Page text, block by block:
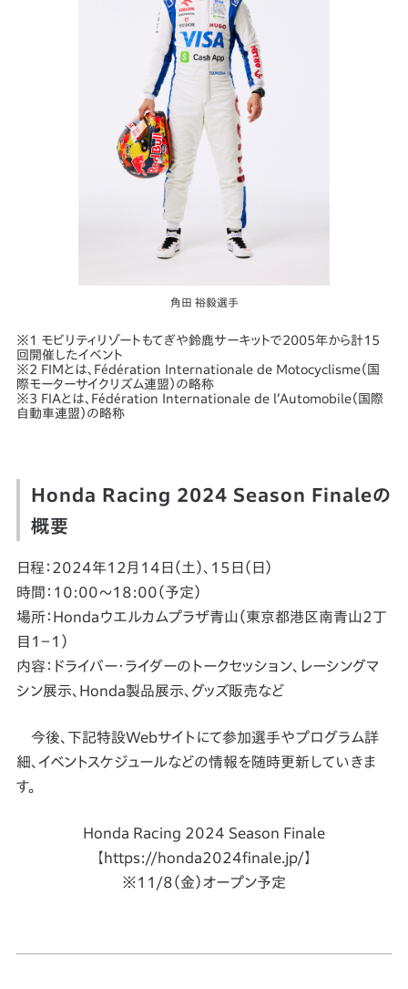
角田 裕毅選手
※1 モビリティリゾートもてぎや鈴鹿サーキットで2005年から計15
回開催したイベント
※2 FIMとは、Fédération Internationale de Motocyclisme（国
際モーターサイクリズム連盟）の略称
※3 FIAとは、Fédération Internationale de l’Automobile（国際
自動車連盟）の略称
Honda Racing 2024 Season Finaleの
概要
日程：2024年12月14日（土）、15日（日）
時間：10:00～18:00（予定）
場所：Hondaウエルカムプラザ青山（東京都港区南青山2丁
目1−1）
内容：ドライバー・ライダーのトークセッション、レーシングマ
シン展示、Honda製品展示、グッズ販売など
今後、下記特設Webサイトにて参加選手やプログラム詳
細、イベントスケジュールなどの情報を随時更新していきま
す。
Honda Racing 2024 Season Finale
【https://honda2024finale.jp/】
※11/8（金）オープン予定